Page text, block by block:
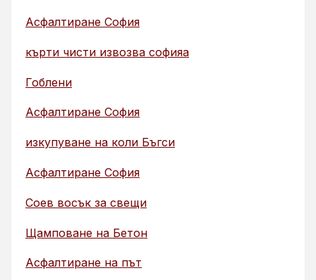
Асфалтиране София
кърти чисти извозва софияа
Гоблени
Асфалтиране София
изкупуване на коли Бъгси
Асфалтиране София
Соев восък за свещи
Щамповане на Бетон
Асфалтиране на път